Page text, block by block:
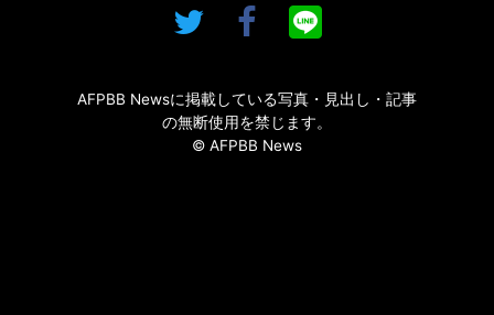
AFPBB Newsに掲載している写真・見出し・記事
の無断使用を禁じます。
© AFPBB News